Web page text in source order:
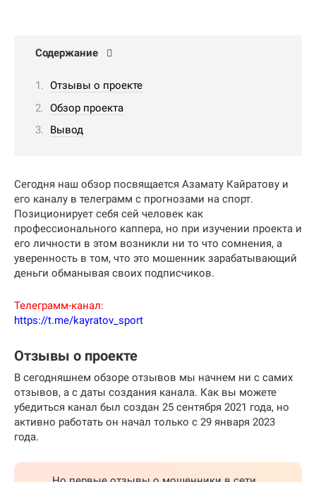
Содержание
Отзывы о проекте
Обзор проекта
Вывод
Сегодня наш обзор посвящается Азамату Кайратову и
его каналу в телеграмм с прогнозами на спорт.
Позиционирует себя сей человек как
профессионального каппера, но при изучении проекта и
его личности в этом возникли ни то что сомнения, а
уверенность в том, что это мошенник зарабатывающий
деньги обманывая своих подписчиков.
Телеграмм-канал:
https://t.me/kayratov_sport
Отзывы о проекте
В сегодняшнем обзоре отзывов мы начнем ни с самих
отзывов, а с даты создания канала. Как вы можете
убедиться канал был создан 25 сентября 2021 года, но
активно работать он начал только с 29 января 2023
года.